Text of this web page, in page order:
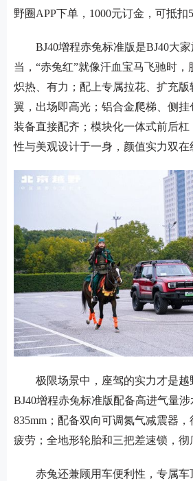
野圈APP下单，1000元订金，可抵扣
BJ40增程赤兔标准版是BJ40大
当，“赤兔红”就像汗血宝马飞驰时，
炽热、有力；配上专属拉花、扩充版
翼，出场即高光；铝合金爬梯、侧挂
装备直接配齐；模块化一体式前后
性与美观设计于一身，颜值实力双在
极限场景中，座驾的实力才是越
BJ40增程赤兔标准版配备高进气量
835mm；配备双向可调氮气减震器
疲劳；全地形轮胎和三把差速锁，彻
赤兔还兼顾用车便利性，专属车